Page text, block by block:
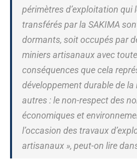
périmètres d’exploitation qui
transférés par la SAKIMA
dormants, soit occupés par
miniers artisanaux avec
conséquences que cela
développement durable de la
autres : le non-respect des
économiques et
l’occasion des travaux
artisanaux », peut-on lire